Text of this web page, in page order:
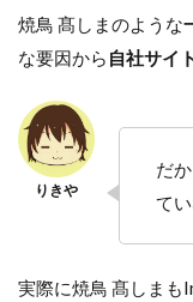
焼鳥 髙しまのような
な要因から 自社サイ
だ
て
実際に焼鳥 髙しまも